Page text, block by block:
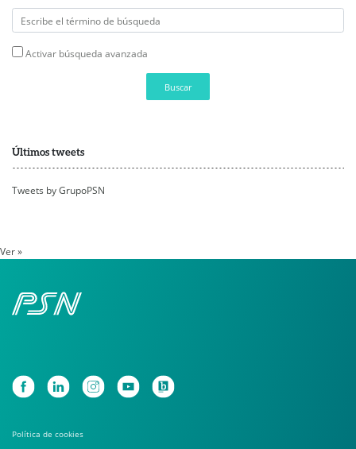
Activar búsqueda avanzada
Buscar
Últimos tweets
Tweets by GrupoPSN
Ver »
Política de cookies